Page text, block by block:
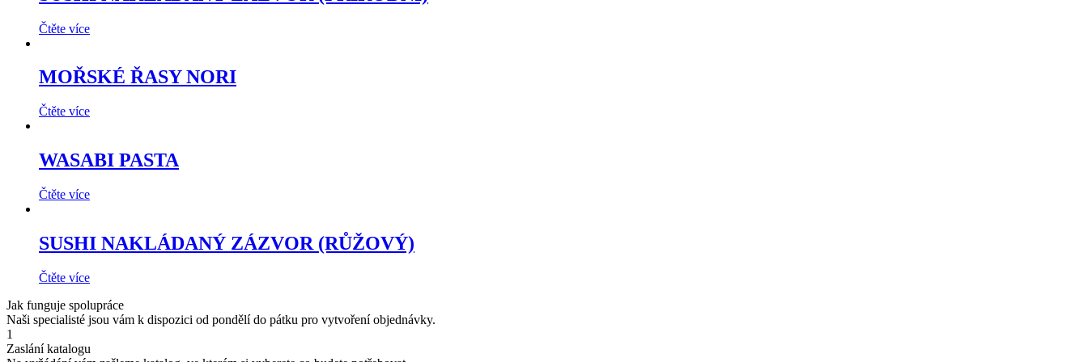
Čtěte více
MOŘSKÉ ŘASY NORI
Čtěte více
WASABI PASTA
Čtěte více
SUSHI NAKLÁDANÝ ZÁZVOR (RŮŽOVÝ)
Čtěte více
Jak funguje spolupráce
Naši specialisté jsou vám k dispozici od pondělí do pátku pro vytvoření objednávky.
1
Zaslání katalogu